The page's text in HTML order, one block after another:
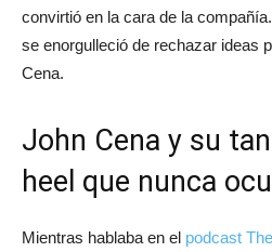
convirtió en la cara de la
se enorgulleció de rechazar ideas
Cena.
John Cena y su
heel que nunca
Mientras hablaba en el podcast